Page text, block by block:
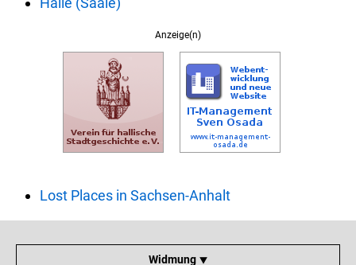
Anzeige(n)
Lost Places in Sachsen-Anhalt
Widmung ⯆